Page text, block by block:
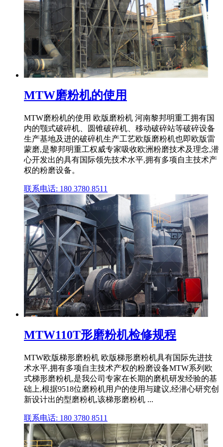
MTW磨粉机的使用
MTW磨粉机的使用 欧版磨粉机 河南黎邦明重工拥有国
内的颚式破碎机、圆锥破碎机、移动破碎站等破碎设备
生产基地及进的破碎机生产工艺欧版磨粉机也即欧版雷
蒙磨,是黎邦明重工权威专家吸收欧洲粉磨技术及理念,潜
心开发出的具有国际领先技术水平,拥有多项自主技术产
权的粉磨设备。
联系电话: 180 3780 8511
MTW110T形磨粉机检修规程
MTW欧版梯形磨粉机 欧版梯形磨粉机具有国际先进技
术水平,拥有多项自主技术产权的粉磨设备MTW系列欧
式梯形磨粉机,是我公司专家在长期的磨机研发经验的基
础上,根据9518位磨粉机用户的使用与建议,经潜心研究创
新设计出的型磨粉机,该梯形磨粉机 ...
联系电话: 180 3780 8511